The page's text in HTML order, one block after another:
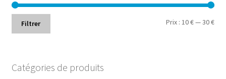
Prix
Prix
Filtrer Prix :10 €—30 €
Catégories de produits